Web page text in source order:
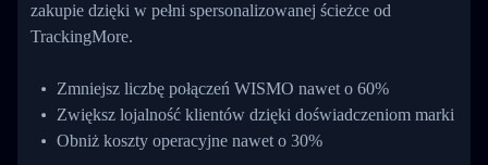
zakupie dzięki w pełni spersonalizowanej ścieżce od
TrackingMore.
Zmniejsz liczbę połączeń WISMO nawet o 60%
Zwiększ lojalność klientów dzięki doświadczeniom marki
Obniż koszty operacyjne nawet o 30%